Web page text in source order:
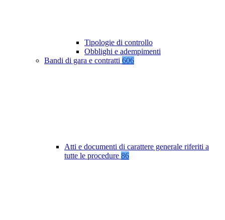
Tipologie di controllo
Obblighi e adempimenti
Bandi di gara e contratti 606
Atti e documenti di carattere generale riferiti a
tutte le procedure 86